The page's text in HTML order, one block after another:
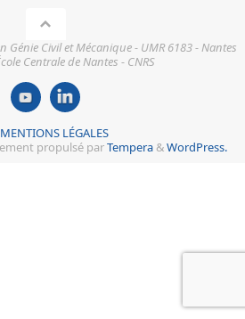
Génie Civil et Mécanique - UMR 6183 - Nantes
Centrale de Nantes - CNRS
MENTIONS LÉGALES
propulsé parTempera &WordPress.